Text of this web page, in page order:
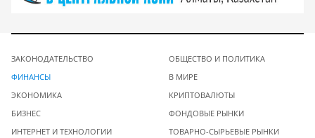
ЗАКОНОДАТЕЛЬСТВО
ФИНАНСЫ
ЭКОНОМИКА
БИЗНЕС
ИНТЕРНЕТ И ТЕХНОЛОГИИ
ОБЩЕСТВО И ПОЛИТИКА
В МИРЕ
КРИПТОВАЛЮТЫ
ФОНДОВЫЕ РЫНКИ
ТОВАРНО-СЫРЬЕВЫЕ РЫНКИ